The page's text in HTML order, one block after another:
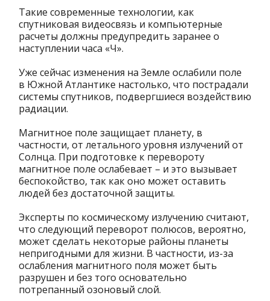
Такие современные технологии, как
спутниковая видеосвязь и компьютерные
расчеты должны предупредить заранее о
наступлении часа «Ч».
Уже сейчас изменения на Земле ослабили поле
в Южной Атлантике настолько, что пострадали
системы спутников, подвергшиеся воздействию
радиации.
Магнитное поле защищает планету, в
частности, от летального уровня излучений от
Солнца. При подготовке к перевороту
магнитное поле ослабевает – и это вызывает
беспокойство, так как оно может оставить
людей без достаточной защиты.
Эксперты по космическому излучению считают,
что следующий переворот полюсов, вероятно,
может сделать некоторые районы планеты
непригодными для жизни. В частности, из-за
ослабления магнитного поля может быть
разрушен и без того основательно
потрепанный озоновый слой.